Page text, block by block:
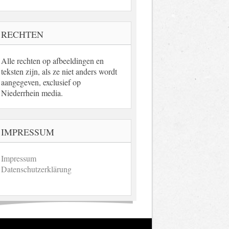
RECHTEN
Alle rechten op afbeeldingen en
teksten zijn, als ze niet anders wordt
aangegeven, exclusief op
Niederrhein media.
IMPRESSUM
Impressum
Datenschutzerklärung